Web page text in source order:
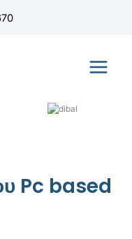
Pc based